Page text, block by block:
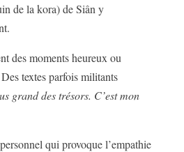
de la kora) de Siân y
des moments heureux ou
textes parfois militants
grand des trésors. C’est mon
qui provoque l’empathie